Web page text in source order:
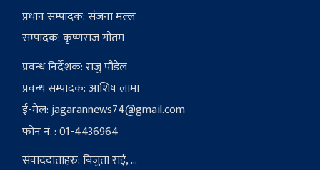
प्रधान सम्पादक: संजना मल्ल
सम्पादक: कृष्णराज गौतम
प्रवन्ध निर्देशक: राजु पौडेल
प्रवन्ध सम्पादक: आशिष लामा
ई-मेल:jagarannews74@gmail.com
फोन नं. : 01-4436964
संवाददाताहरु: बिजुता राई, ...